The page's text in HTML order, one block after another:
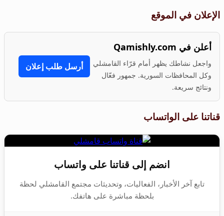
الإعلان في الموقع
أعلن في Qamishly.com
واجعل نشاطك يظهر أمام قرّاء القامشلي
وكل المحافظات السورية. جمهور فعّال
ونتائج سريعة.
أرسل طلب إعلان
قناتنا على الواتساب
انضم إلى قناتنا على واتساب
تابع آخر الأخبار، الفعاليات، وتحديثات مجتمع القامشلي لحظة
بلحظة مباشرة على هاتفك.